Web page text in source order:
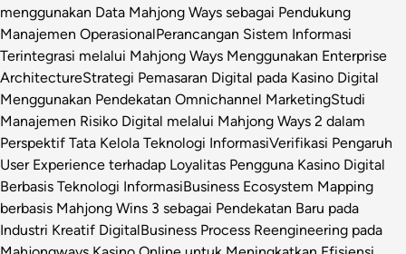
menggunakan Data Mahjong Ways sebagai Pendukung
Manajemen OperasionalPerancangan Sistem Informasi
Terintegrasi melalui Mahjong Ways Menggunakan Enterprise
ArchitectureStrategi Pemasaran Digital pada Kasino Digital
Menggunakan Pendekatan Omnichannel MarketingStudi
Manajemen Risiko Digital melalui Mahjong Ways 2 dalam
Perspektif Tata Kelola Teknologi InformasiVerifikasi Pengaruh
User Experience terhadap Loyalitas Pengguna Kasino Digital
Berbasis Teknologi InformasiBusiness Ecosystem Mapping
berbasis Mahjong Wins 3 sebagai Pendekatan Baru pada
Industri Kreatif DigitalBusiness Process Reengineering pada